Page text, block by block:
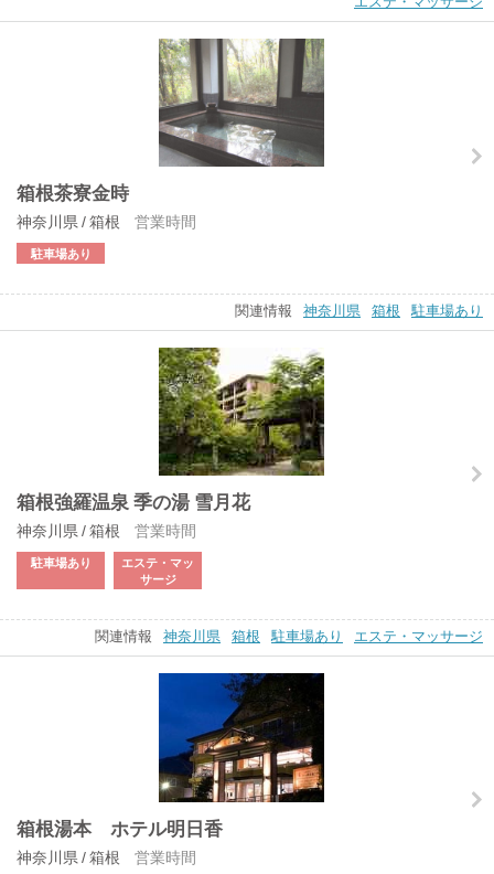
箱根茶寮金時
神奈川県 / 箱根 営業時間
駐車場あり
関連情報 神奈川県 箱根 駐車場あり
箱根強羅温泉 季の湯 雪月花
神奈川県 / 箱根 営業時間
駐車場あり
エステ・マッ
サージ
関連情報 神奈川県 箱根 駐車場あり エステ・マッサージ
箱根湯本 ホテル明日香
神奈川県 / 箱根 営業時間